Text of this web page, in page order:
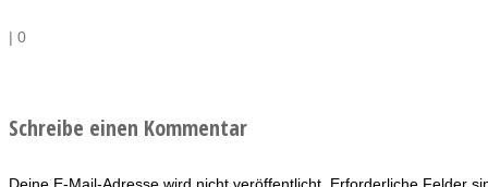
| 0
Schreibe einen Kommentar
Deine E-Mail-Adresse wird nicht veröffentlicht. Erforderliche Felder